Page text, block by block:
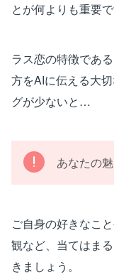
とが何よりも重要で
ラス恋の特徴であ
方をAIに伝える大
グが少ないと…
あなたの
ご自身の好きなこ
観など、当てはま
きましょう。